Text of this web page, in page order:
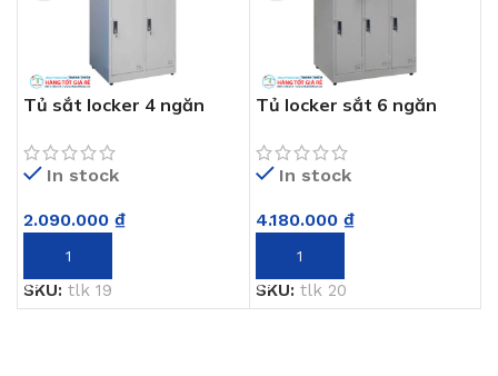
Tủ sắt locker 4 ngăn
In stock
2.090.000 ₫
THÊM VÀO GIỎ HÀNG
SKU: tlk 19
Tủ locker sắt 6 ngăn
In stock
4.180.000 ₫
THÊM VÀO GIỎ HÀNG
SKU: tlk 20